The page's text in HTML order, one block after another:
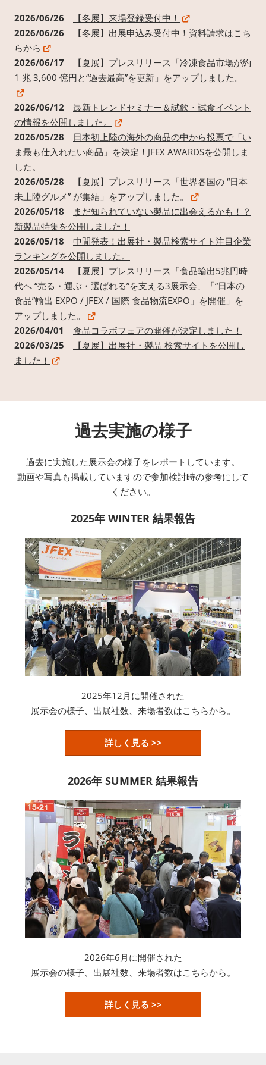
2026/06/26
【冬展】来場登録受付中！
2026/06/26
【冬展】出展申込み受付中！資料請求はこち
らから
2026/06/17
【夏展】プレスリリース「冷凍食品市場が約
1 兆 3,600 億円と“過去最高”を更新」をアップしました。
2026/06/12 最新トレンドセミナー＆試飲・試食イベント
の情報を公開しました。
2026/05/28 日本初上陸の海外の商品の中から投票で「い
ま最も仕入れたい商品」を決定！JFEX AWARDSを公開しま
した。
2026/05/28
【夏展】プレスリリース「世界各国の “日本
未上陸グルメ” が集結」をアップしました。
2026/05/18
まだ知られていない製品に出会えるかも！？
新製品特集を公開しました！
2026/05/18
中間発表！出展社・製品検索サイト注目企業
ランキングを公開しました。
2026/05/14
【夏展】プレスリリース「食品輸出5兆円時
代へ “売る・運ぶ・選ばれる”を支える3展示会、「“日本の
食品”輸出 EXPO / JFEX / 国際 食品物流EXPO」を開催」を
アップしました。
2026/04/01 食品コラボフェアの開催が決定しました！
2026/03/25
【夏展】出展社・製品 検索サイトを公開し
ました！
過去実施の様子
過去に実施した展示会の様子をレポートしています。
動画や写真も掲載していますので参加検討時の参考にして
ください。
2025年 WINTER 結果報告
2025年12月に開催された
展示会の様子、出展社数、来場者数はこちらから。
詳しく見る >>
2026年 SUMMER 結果報告
2026年6月に開催された
展示会の様子、出展社数、来場者数はこちらから。
詳しく見る >>